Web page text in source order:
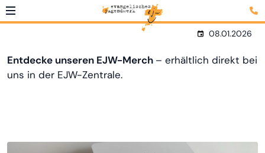
08.01.2026
Entdecke unseren EJW-Merch – erhältlich direkt bei
uns in der EJW-Zentrale.